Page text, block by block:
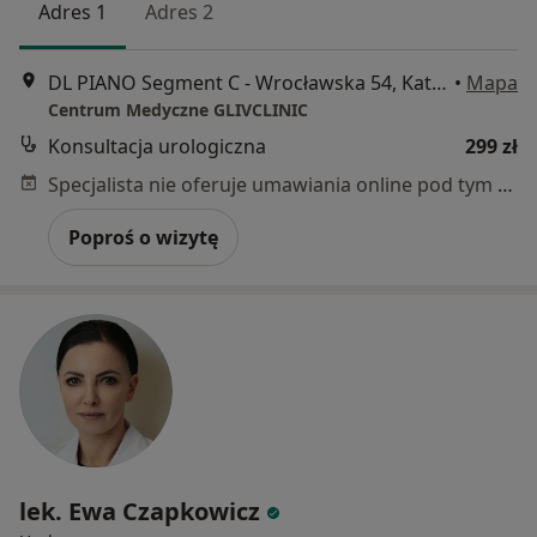
Adres 1 Adres 2
DL PIANO Segment C - Wrocławska 54, Katowice • Mapa
Centrum Medyczne GLIVCLINIC
Konsultacja urologiczna
299 zł
Specjalista nie oferuje umawiania online pod tym adresem.
Poproś o wizytę
lek. Ewa Czapkowicz